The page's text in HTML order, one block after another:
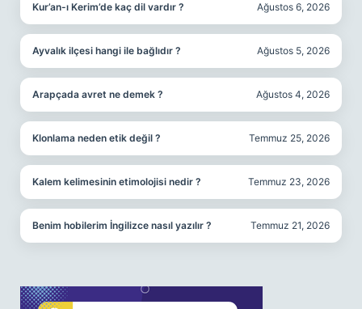
Kur’an-ı Kerim’de kaç dil vardır ? Ağustos 6, 2026
Ayvalık ilçesi hangi ile bağlıdır ? Ağustos 5, 2026
Arapçada avret ne demek ? Ağustos 4, 2026
Klonlama neden etik değil ? Temmuz 25, 2026
Kalem kelimesinin etimolojisi nedir ? Temmuz 23, 2026
Benim hobilerim İngilizce nasıl yazılır ? Temmuz 21, 2026